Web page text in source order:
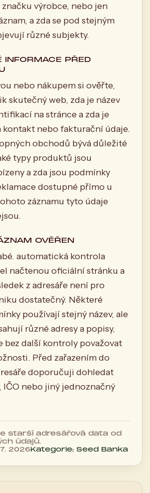
výrobce, nebo jen
a zda se pod stejným
různé subjekty.
INFORMACE PŘED
nebo nákupem si ověřte,
skutečný web, zda je název
na stránce a zda je
kontakt nebo fakturační údaje.
obchodů bývá důležité
typy produktů jsou
a zda jsou podmínky
dostupné přímo u
záznamu tyto údaje
OVĚŘEN
automatická kontrola
načtenou oficiální stránku a
z adresáře není pro
dostatečný. Některé
používají stejný název, ale
různé adresy a popisy,
bez další kontroly považovat
Před zařazením do
doporučuji dohledat
nebo jiný jednoznačný
starší adresářová data od
údajů.
2026Kategorie: Seed Banka